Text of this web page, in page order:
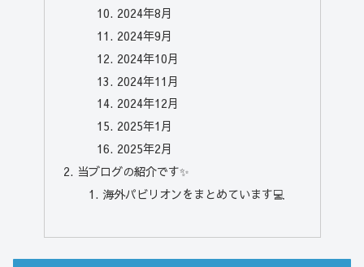
2024年8月
2024年9月
2024年10月
2024年11月
2024年12月
2025年1月
2025年2月
当ブログの紹介です✨
海外パビリオンをまとめています💻